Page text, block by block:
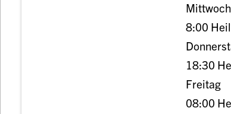
Mittwoch
8:00
18:30
Freitag
08:00